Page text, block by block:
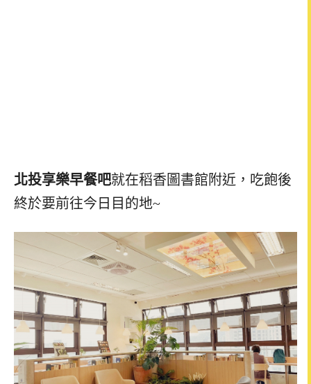
北投享樂早餐吧就在稻香圖書館附近，吃飽後
終於要前往今日目的地~